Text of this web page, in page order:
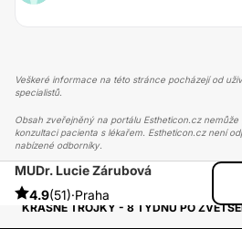
Veškeré informace na této stránce pocházejí od
specialistů.
Obsah zveřejněný na portálu Estheticon.cz
konzultaci pacienta s lékařem. Estheticon.cz není
nabízené odborníky.
MUDr. Lucie Zárubová
4.9(51)·Praha
ESTHETICON
PŘÍBĚHY
PŘÍBĚHY TÝKAJÍCÍ SE ZÁKROKU
KRÁSNÉ TROJKY - 8 TÝDNU PO